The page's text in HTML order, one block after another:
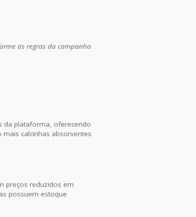
as regras da campanha
da plataforma, oferecendo
calcinhas absorventes
preços reduzidos em
possuem estoque